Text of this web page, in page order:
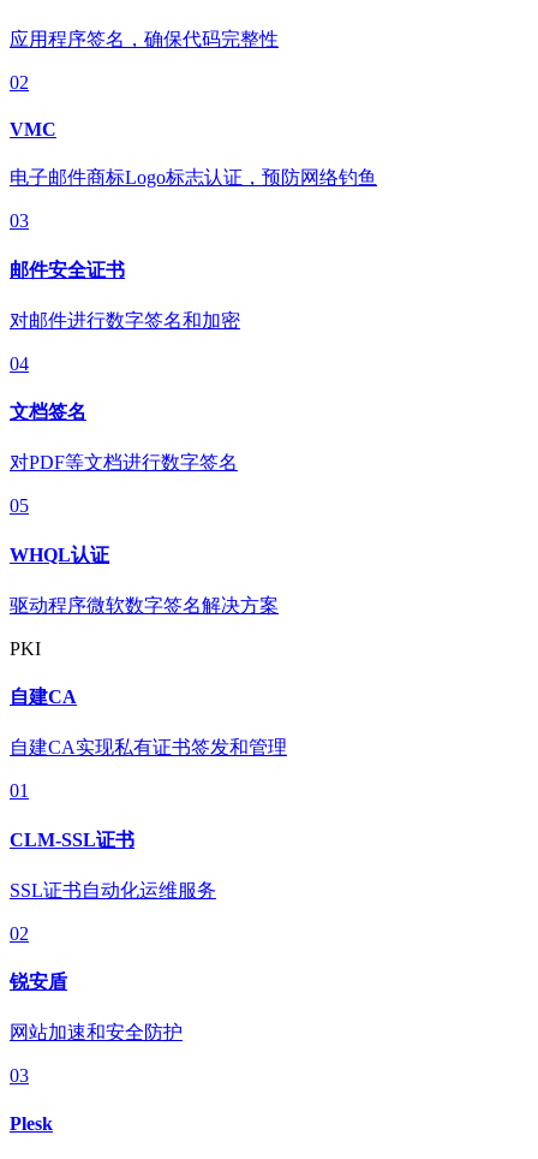
应用程序签名，确保代码完整性
02
VMC
电子邮件商标Logo标志认证，预防网络钓鱼
03
邮件安全证书
对邮件进行数字签名和加密
04
文档签名
对PDF等文档进行数字签名
05
WHQL认证
驱动程序微软数字签名解决方案
PKI
自建CA
自建CA实现私有证书签发和管理
01
CLM-SSL证书
SSL证书自动化运维服务
02
锐安盾
网站加速和安全防护
03
Plesk